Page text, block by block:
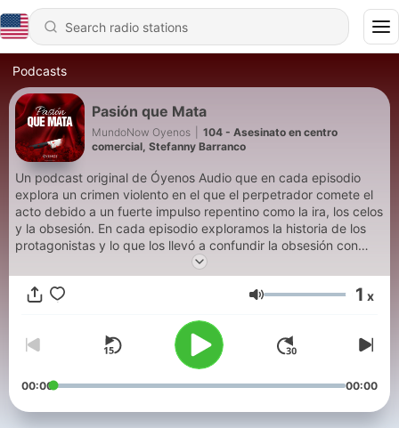
Podcasts
Pasión que Mata
MundoNow Oyenos
104 - Asesinato en centro
comercial, Stefanny Barranco
Un podcast original de Óyenos Audio que en cada episodio
explora un crimen violento en el que el perpetrador comete el
acto debido a un fuerte impulso repentino como la ira, los celos
y la obsesión. En cada episodio exploramos la historia de los
protagonistas y lo que los llevó a confundir la obsesión con
amor, cuando en realidad llegó ser una pasión que mata. En la
narración Fabian Carabajal Producción Ejecutiva: Dafnne
Wejebe Guion: Debora Montaner Musica Original: Jiano Joel
Volume 1 x
00:00 00:00